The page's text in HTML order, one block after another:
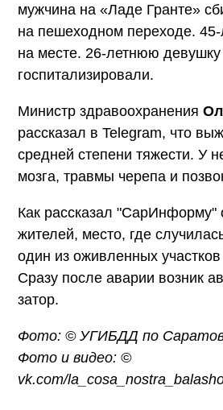
мужчина на «Ладе Гранте»
на пешеходном переходе. 45-
на месте. 26-летнюю девушку
госпитализировали.
Министр здравоохранения
рассказал в Telegram, что
средней степени тяжести. У
мозга, травмы черепа и
Как рассказал "СарИнформу"
жителей, место, где
один из оживленных
Сразу после аварии возник
затор.
Фото: © УГИБДД по
Фото и видео: ©
vk.com/